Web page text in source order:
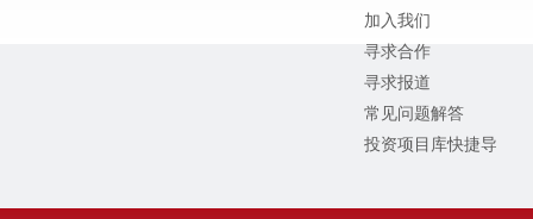
加入我们
寻求合作
寻求报道
常见问题解答
投资项目库快捷导